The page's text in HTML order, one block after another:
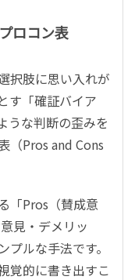
ロコン表
択肢に思い入れが
す「確証バイア
うな判断の歪みを
（Pros and Cons
「Pros（賛成意
見・デメリッ
ルな手法です。
覚的に書き出すこ